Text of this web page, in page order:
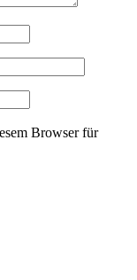
Browser für